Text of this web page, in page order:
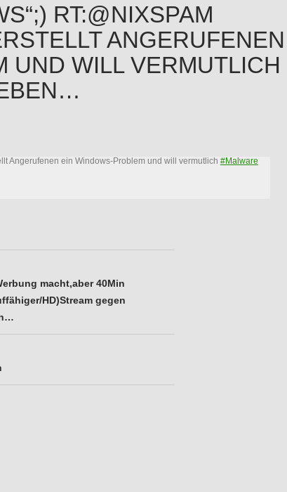
RT:@NIXSPAM
ANGERUFENEN
UND WILL VERMUTLICH
Angerufenen ein Windows-Problem und will vermutlich #Malware
macht,aber 40Min
HD)Stream gegen